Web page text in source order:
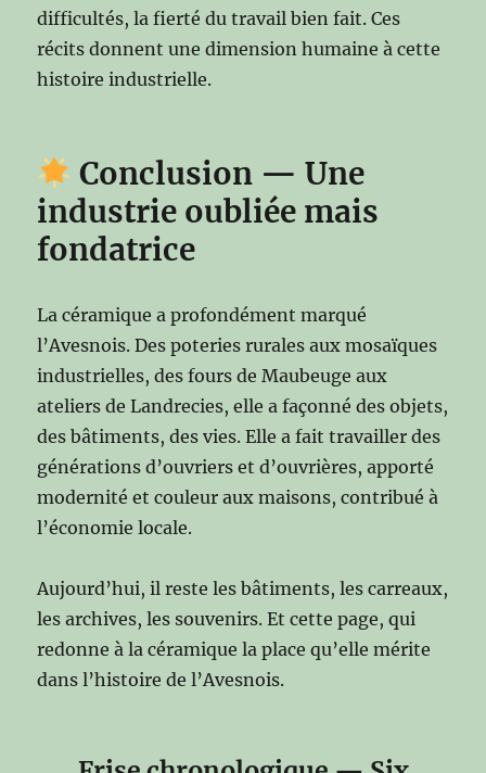
difficultés, la fierté du travail bien fait. Ces
récits donnent une dimension humaine à cette
histoire industrielle.
Conclusion — Une
industrie oubliée mais
fondatrice
La céramique a profondément marqué
l’Avesnois. Des poteries rurales aux mosaïques
industrielles, des fours de Maubeuge aux
ateliers de Landrecies, elle a façonné des objets,
des bâtiments, des vies. Elle a fait travailler des
générations d’ouvriers et d’ouvrières, apporté
modernité et couleur aux maisons, contribué à
l’économie locale.
Aujourd’hui, il reste les bâtiments, les carreaux,
les archives, les souvenirs. Et cette page, qui
redonne à la céramique la place qu’elle mérite
dans l’histoire de l’Avesnois.